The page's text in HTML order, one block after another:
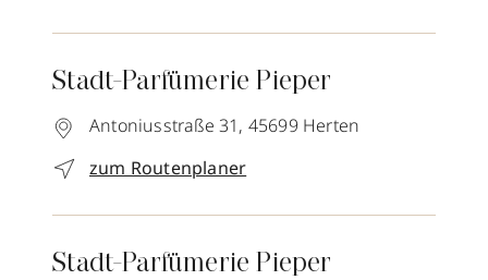
Stadt-Parfümerie Pieper
Antoniusstraße 31, 45699 Herten
zum Routenplaner
Stadt-Parfümerie Pieper